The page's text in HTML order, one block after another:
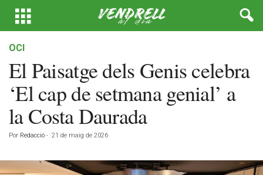
OCI
El Paisatge dels Genis celebra
‘El cap de setmana genial’ a
la Costa Daurada
Por Redacció - 21 de maig de 2026